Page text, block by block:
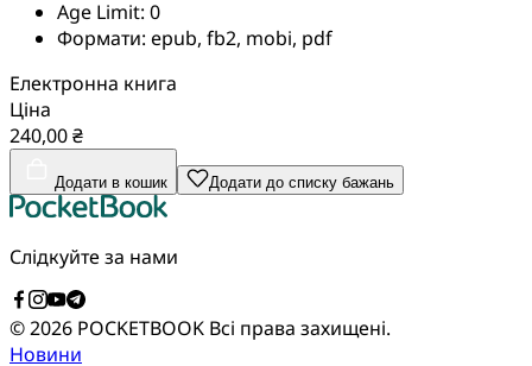
Age Limit: 0
Формати: epub, fb2, mobi, pdf
Електронна книга
Ціна
240,00 ₴
Додати в кошик Додати до списку бажань
Слідкуйте за нами
© 2026 POCKETBOOK Всі права захищені.
Новини